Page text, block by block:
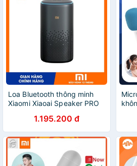
Loa Bluetooth thông minh
Xiaomi Xiaoai Speaker PRO
1.195.200 đ
tiện